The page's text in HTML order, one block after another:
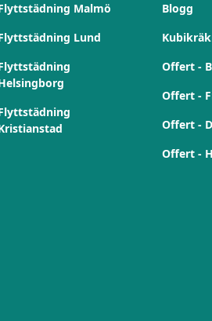
Malmö
Lund
Blogg
Offert -
Offert -
Offert -
Offert -